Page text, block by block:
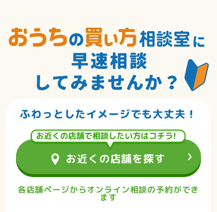
ふわっとしたイメージでも大丈夫！
お近くの店舗を探す
各店舗ページからオンライン相談の予約ができ
ます
住宅専門のお金のアドバイザーが
あなたに合った資金計画を
お手伝いします。